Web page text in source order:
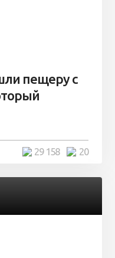
пещеру с
20
29 158